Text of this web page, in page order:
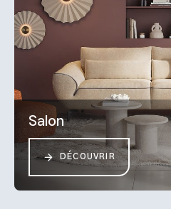
Salon
DÉCOUVRIR